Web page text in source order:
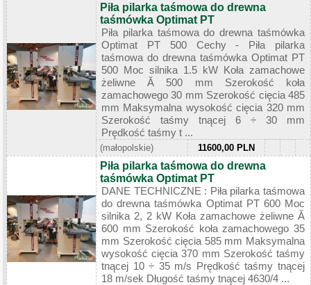
Piła pilarka taśmowa do drewna
taśmówka Optimat PT
Piła pilarka taśmowa do drewna taśmówka
Optimat PT 500 Cechy - Piła pilarka
taśmowa do drewna taśmówka Optimat PT
500 Moc silnika 1.5 kW Koła zamachowe
żeliwne Ă 500 mm Szerokość koła
zamachowego 30 mm Szerokość cięcia 485
mm Maksymalna wysokość cięcia 320 mm
Szerokość taśmy tnącej 6 ÷ 30 mm
Prędkość taśmy t ...
(małopolskie) 11600,00 PLN
Piła pilarka taśmowa do drewna
taśmówka Optimat PT
DANE TECHNICZNE : Piła pilarka taśmowa
do drewna taśmówka Optimat PT 600 Moc
silnika 2, 2 kW Koła zamachowe żeliwne Ă
600 mm Szerokość koła zamachowego 35
mm Szerokość cięcia 585 mm Maksymalna
wysokość cięcia 370 mm Szerokość taśmy
tnącej 10 ÷ 35 m/s Prędkość taśmy tnącej
18 m/sek Długość taśmy tnącej 4630/4 ...